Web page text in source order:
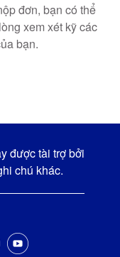
đơn, bạn có thể
xem xét kỹ các
bạn.
được tài trợ bởi
chú khác.